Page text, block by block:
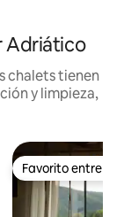
Adriático
chalets tienen
y limpieza,
Favorito entre
Favorito entre